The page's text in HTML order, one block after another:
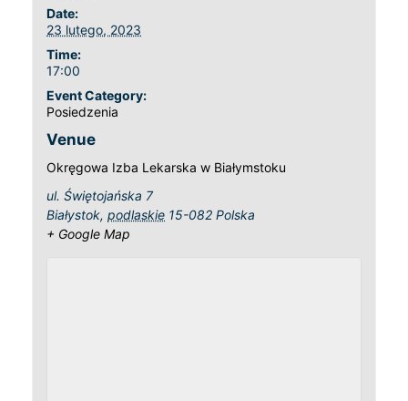
Date:
23 lutego, 2023
Time:
17:00
Event Category:
Posiedzenia
Venue
Okręgowa Izba Lekarska w Białymstoku
ul. Świętojańska 7
Białystok, podlaskie 15-082 Polska
+ Google Map